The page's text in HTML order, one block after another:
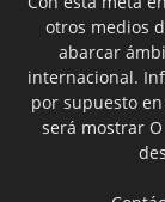
otros medios
abarcar
internacional.
por supuesto
será mostrar